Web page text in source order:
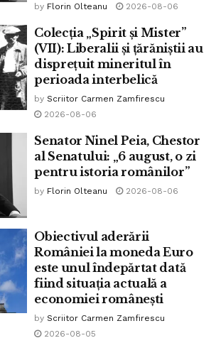
Adunarea Generală a ONU adoptă
introdusă de România, intitulată
economice internaționale”.
Ani!, legendarului boxer Francisc
noiembrie 1968”
by Florin Olteanu 2026-08-06
Colecția „Spirit și Mister”
(VII): Liberalii și țărăniștii au
disprețuit mineritul în
perioada interbelică
by Scriitor Carmen Zamfirescu
2026-08-06
Senator Ninel Peia, Chestor
al Senatului: „6 august, o zi
pentru istoria românilor”
by Florin Olteanu 2026-08-06
Obiectivul aderării
României la moneda Euro
este unul îndepărtat dată
fiind situația actuală a
economiei românești
by Scriitor Carmen Zamfirescu
2026-08-05